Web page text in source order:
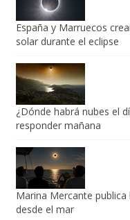
España y Marruecos
solar durante el eclipse
¿Dónde habrá nubes el
responder mañana
Marina Mercante
desde el mar